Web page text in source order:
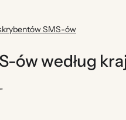
SMS-ów
ów według